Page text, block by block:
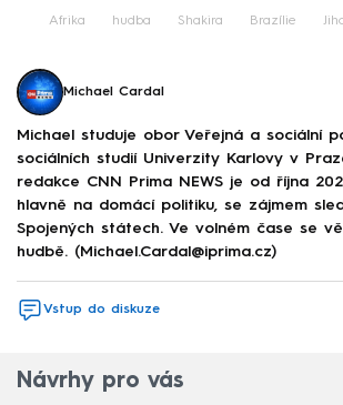
Afrika hudba Shakira Brazílie
Michael Cardal
Michael studuje obor Veřejná a sociální
sociálních studií Univerzity Karlovy v
redakce CNN Prima NEWS je od října
hlavně na domácí politiku, se zájmem
Spojených státech. Ve volném čase se
hudbě. (Michael.Cardal@iprima.cz)
Vstup do diskuze
Návrhy pro vás